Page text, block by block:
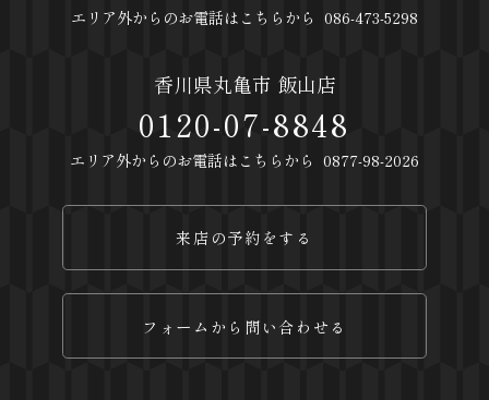
エリア外からのお電話はこちらから 086-473-5298
香川県丸亀市 飯山店
0120-07-8848
エリア外からのお電話はこちらから 0877-98-2026
来店の予約をする
フォームから問い合わせる